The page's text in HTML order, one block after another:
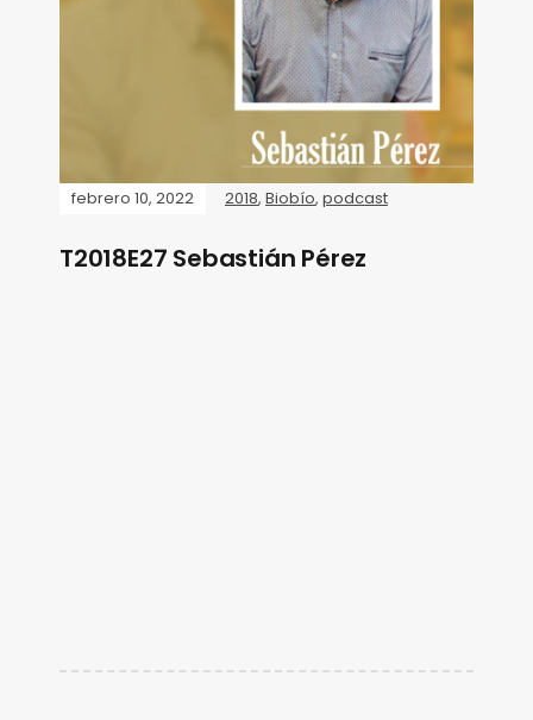
febrero 10, 2022 2018, Biobío, podcast
T2018E27 Sebastián Pérez